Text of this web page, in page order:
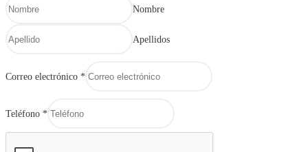
Nombre
Apellidos
Correo electrónico *
Teléfono *